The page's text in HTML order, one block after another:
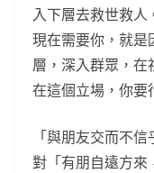
入下層去救世救人
現在需要你，就是
層，深入群眾，在
在這個立場，你要
「與朋友交而不
對「有朋自遠方來